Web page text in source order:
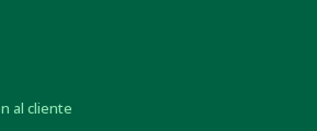
al cliente